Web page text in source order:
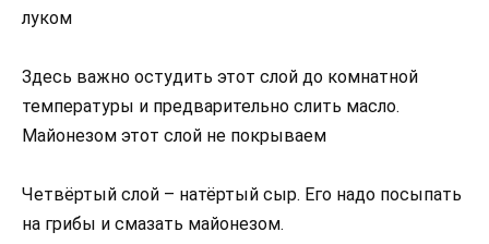
луком
Здесь важно остудить этот слой до комнатной
температуры и предварительно слить масло.
Майонезом этот слой не покрываем
Четвёртый слой – натёртый сыр. Его надо посыпать
на грибы и смазать майонезом.